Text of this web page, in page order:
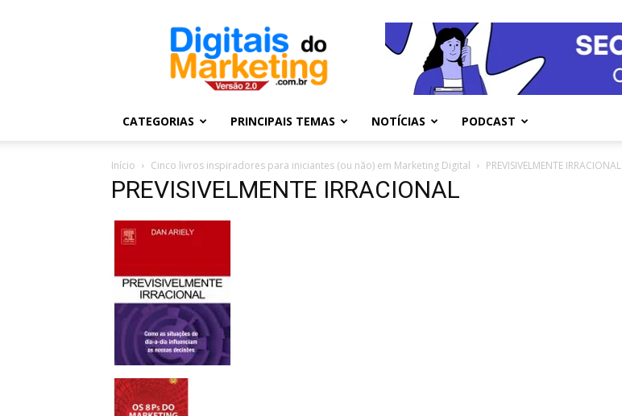
Digitais
Marketing
CATEGORIAS PRINCIPAIS TEMAS NOTÍCIAS PODCAST
Início Cinco livros inspiradores para iniciantes (ou não) em Marketing Digital PREVISIVELMENTE IRRACIONAL
PREVISIVELMENTE IRRACIONAL